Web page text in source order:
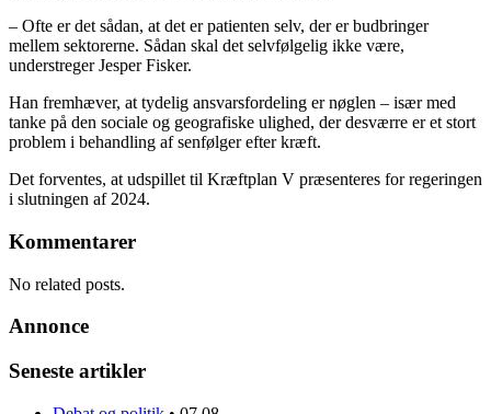
– Ofte er det sådan, at det er patienten selv, der er budbringer
mellem sektorerne. Sådan skal det selvfølgelig ikke være,
understreger Jesper Fisker.
Han fremhæver, at tydelig ansvarsfordeling er nøglen – især med
tanke på den sociale og geografiske ulighed, der desværre er et stort
problem i behandling af senfølger efter kræft.
Det forventes, at udspillet til Kræftplan V præsenteres for regeringen
i slutningen af 2024.
Kommentarer
No related posts.
Annonce
Seneste artikler